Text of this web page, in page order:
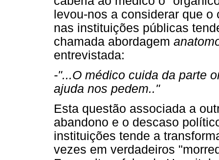
levou-nos a considerar que
nas instituições públicas
chamada abordagem
entrevistada:
-"...O médico cuida da parte
ajuda nos pedem.."
Esta questão associada a
abandono e o descaso
instituições tende a
vezes em verdadeiros